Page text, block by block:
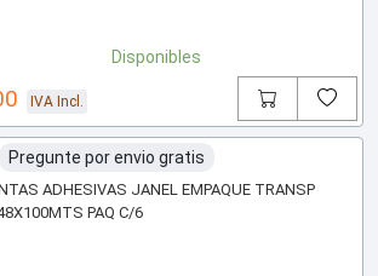
Disponibles
IVA Incl.
Pregunte por envio gratis
ADHESIVAS JANEL EMPAQUE TRANSP
PAQ C/6